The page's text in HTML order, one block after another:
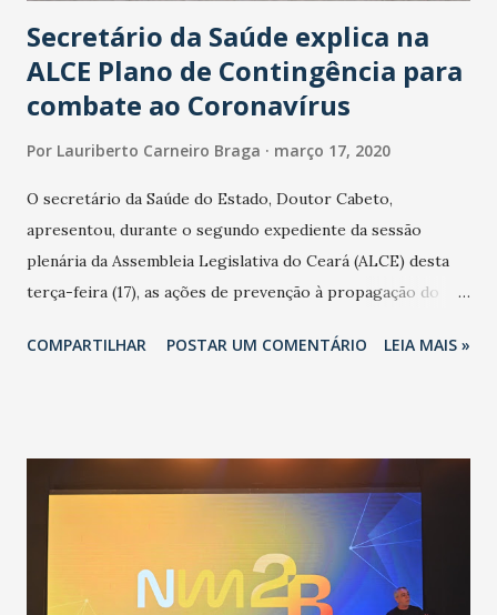
Secretário da Saúde explica na
ALCE Plano de Contingência para
combate ao Coronavírus
Por Lauriberto Carneiro Braga março 17, 2020
O secretário da Saúde do Estado, Doutor Cabeto,
apresentou, durante o segundo expediente da sessão
plenária da Assembleia Legislativa do Ceará (ALCE) desta
terça-feira (17), as ações de prevenção à propagação do
adotadas pelo Governo do Estado na contenção da
população suspeita e de cuidados com os ambientes
públicos e domiciliares. “Nós não estamos vivendo uma
epidemia comum, como temos em todos os anos, com
aumento de casos de dengue, influenza ou H1N1. Trata-se
de uma epidemia com um vírus diferente, com um poder de
COMPARTILHAR POSTAR UM COMENTÁRIO LEIA MAIS »